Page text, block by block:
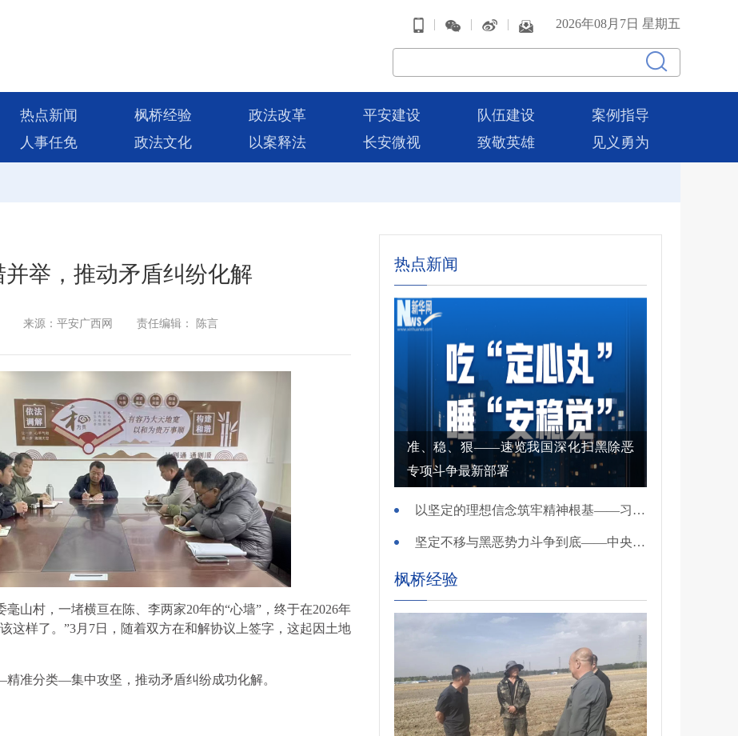
| | | 2026年08月7日 星期五
热点新闻 枫桥经验 政法改革 平安建设 队伍建设
案例指导
人事任免 政法文化 以案释法 长安微视 致敬英雄 见义勇为
举，推动矛盾纠纷化解
来源：平安广西网 责任编辑： 陈言
山村，一堵横亘在陈、李两家20年的“心墙”，终于在2026年
这样了。”3月7日，随着双方在和解协议上签字，这起因土地
准分类—集中攻坚，推动矛盾纠纷成功化解。
热点新闻
准、稳、狠——速览我国深化扫黑除恶
专项斗争最新部署
以坚定的理想信念筑牢精神根基——习近平党建思想理论品格系列述评之一
坚定不移与黑恶势力斗争到底——中央政法委负责同志就开展深化扫黑除恶专项斗争有关问题答记者问
枫桥经验